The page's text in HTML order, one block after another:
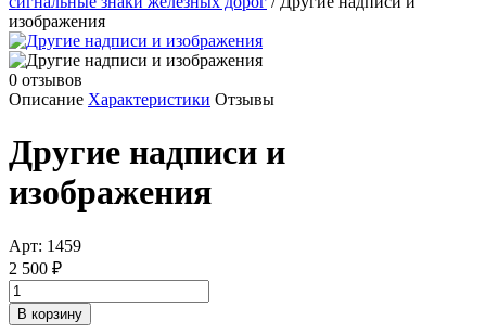
изображения
0 отзывов
Описание Характеристики Отзывы
Другие надписи и
изображения
Арт: 1459
2 500 ₽